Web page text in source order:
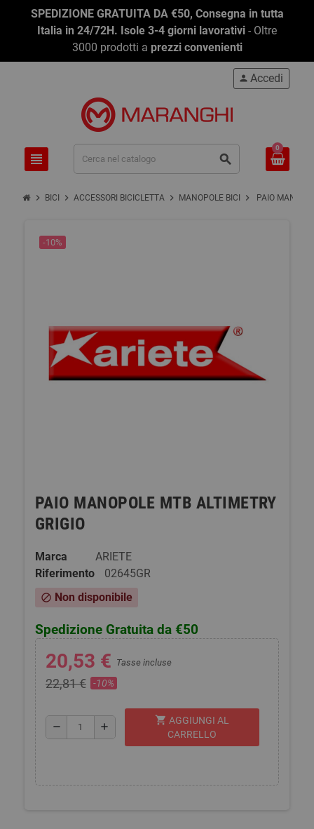
SPEDIZIONE GRATUITA DA €50, Consegna in tutta
Italia in 24/72H. Isole 3-4 giorni lavorativi - Oltre
3000 prodotti a prezzi convenienti
view_headline search
person Accedi
0
chevron_right BICI chevron_right ACCESSORI BICICLETTA chevron_right MANOPOLE BICI chevron_right PAIO
-10%
PAIO MANOPOLE MTB ALTIMETRY
GRIGIO
Marca
ARIETE
Riferimento
02645GR
block Non disponibile
Spedizione Gratuita da €50
20,53 € Tasse incluse
22,81 € -10%
remove add
shopping_cart AGGIUNGI AL
CARRELLO